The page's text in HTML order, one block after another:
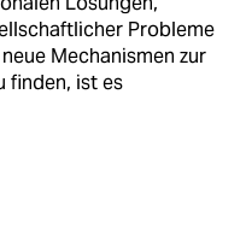
Probleme
Mechanismen zur
finden, ist es